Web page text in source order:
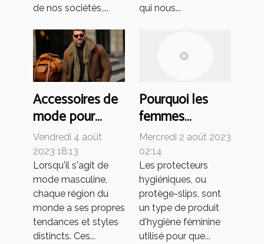
de nos sociétés,...
qui nous...
Accessoires de
mode pour
hommes :
Comparaison
internationale
des tendances
Vendredi 4 août
2023 18:13
Lorsqu'il s'agit de
mode masculine,
chaque région du
monde a ses propres
tendances et styles
distincts. Ces...
Pourquoi les
femmes
portent-elles
des protège-
slips et
comment choisir
le meilleur ?
Mercredi 2 août 2023
02:14
Les protecteurs
hygiéniques, ou
protège-slips, sont
un type de produit
d'hygiène féminine
utilisé pour que...